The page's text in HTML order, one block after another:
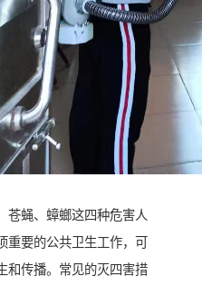
苍蝇、蟑螂这四种危害人
重要的公共卫生工作，可
和传播。常见的灭四害措